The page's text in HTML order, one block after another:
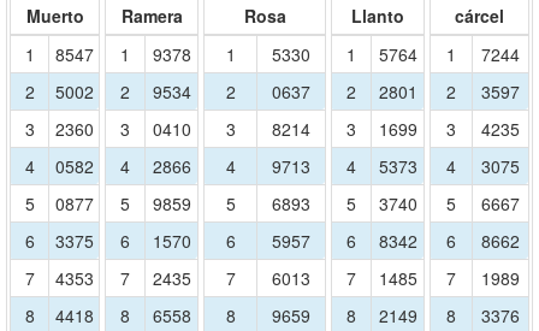
Muerto
1
8547
2
5002
3
2360
4
0582
5
0877
6
3375
7
4353
8
4418
Ramera
1
9378
2
9534
3
0410
4
2866
5
9859
6
1570
7
2435
8
6558
Rosa
1
5330
2
0637
3
8214
4
9713
5
6893
6
5957
7
6013
8
9659
Llanto
1
5764
2
2801
3
1699
4
5373
5
3740
6
8342
7
1485
8
2149
cárcel
1
7244
2
3597
3
4235
4
3075
5
6667
6
8662
7
1989
8
3376